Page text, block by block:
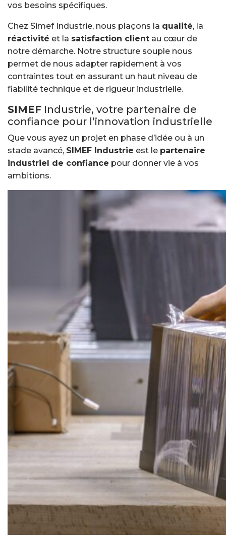
vos besoins spécifiques.
Chez Simef Industrie, nous plaçons la qualité, la
réactivité et la satisfaction client au cœur de
notre démarche. Notre structure souple nous
permet de nous adapter rapidement à vos
contraintes tout en assurant un haut niveau de
fiabilité technique et de rigueur industrielle.
SIMEF Industrie, votre partenaire de
confiance pour l’innovation industrielle
Que vous ayez un projet en phase d’idée ou à un
stade avancé, SIMEF Industrie est le partenaire
industriel de confiance pour donner vie à vos
ambitions.